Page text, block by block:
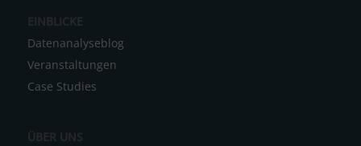
t
i
v
e
EINBLICKE
Datenanalyseblog
Veranstaltungen
Case Studies
ÜBER UNS